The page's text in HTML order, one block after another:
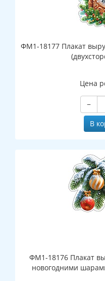
ФМ1-18177 Плакат
Цена
−
В
ФМ1-18176 Плакат
новогодними